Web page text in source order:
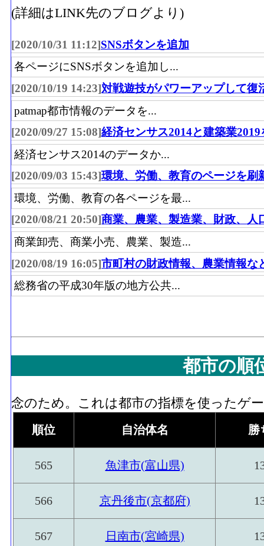
(詳細はLINK先のブログより)
[2020/10/31 11:12]SNSボタンを追加
各ページにSNSボタンを追加し...
[2020/10/19 14:23]対戦遊技がパワーアップして復
patmap都市情報のデータを...
[2020/09/27 15:08]経済センサス2014と建築業2019
経済センサス2014のデータか...
[2020/09/03 15:43]環境、労働、教育のページを刷
環境、労働、教育の各ページを最...
[2020/08/21 20:50]商業、農業、製造業、財政、人
商業卸売、商業小売、農業、製造...
[2020/08/19 16:05]市町村の財政情報、農業情報な
総務省の平成30年版の地方公共...
都市の順
念のため。これは都市の指標を使ったゲ
順位 自治体名 勝
565 魚津市(富山県)
566 京丹後市(京都府)
567 日南市(宮崎県)